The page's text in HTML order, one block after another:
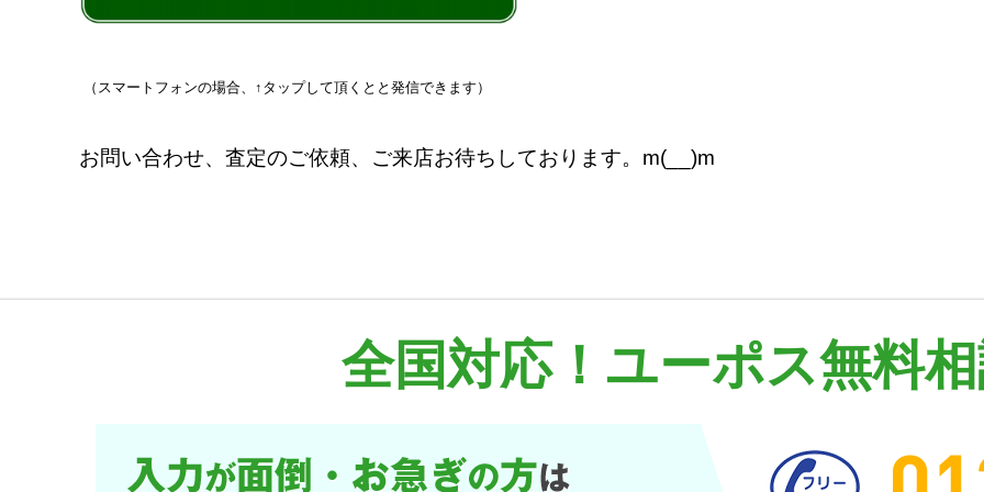
（スマートフォンの場合、↑タップして頂くとと発信できます）
お問い合わせ、査定のご依頼、ご来店お待ちしております。m(__)m
全国対応！ ユーポス無料